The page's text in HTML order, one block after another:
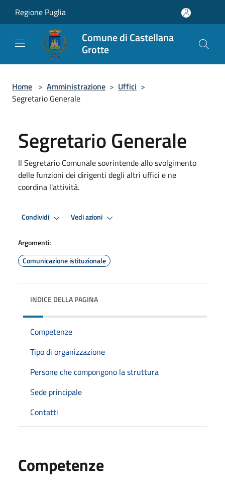
Regione Puglia
Comune di Castellana
Grotte
Home > Amministrazione > Uffici >
Segretario Generale
Segretario Generale
Il Segretario Comunale sovrintende allo svolgimento
delle funzioni dei dirigenti degli altri uffici e ne
coordina l'attività.
Condividi Vedi azioni
Argomenti:
Comunicazione istituzionale
INDICE DELLA PAGINA
Competenze
Tipo di organizzazione
Persone che compongono la struttura
Sede principale
Contatti
Competenze